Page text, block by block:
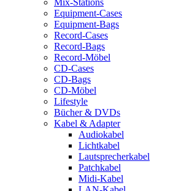
Mix-Stations
Equipment-Cases
Equipment-Bags
Record-Cases
Record-Bags
Record-Möbel
CD-Cases
CD-Bags
CD-Möbel
Lifestyle
Bücher & DVDs
Kabel & Adapter
Audiokabel
Lichtkabel
Lautsprecherkabel
Patchkabel
Midi-Kabel